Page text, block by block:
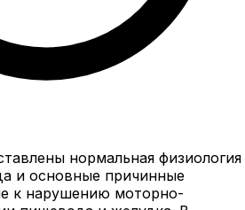
нормальная физиология
и основные причинные
к нарушению моторно-